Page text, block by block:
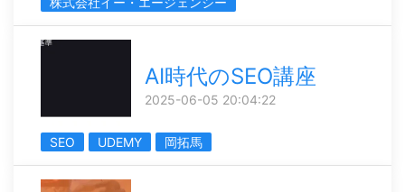
AI時代のSEO講座
2025-06-05 20:04:22
SEO UDEMY 岡拓馬